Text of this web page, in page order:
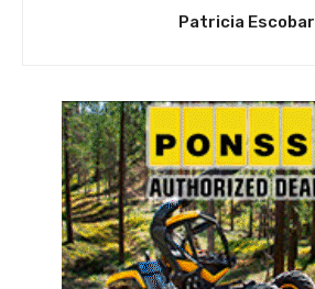
Patricia Escobar